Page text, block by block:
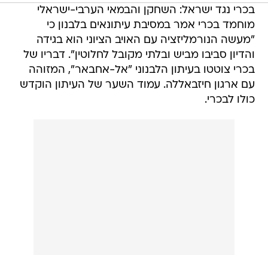
בכרי נגד ישראל: השחקן והבמאי הערבי-ישראלי
מוחמד בכרי אמר במסיבת עיתונאים בלבנון כי
"מעשה הנורמליזציה עם האויב הציוני הוא בגידה
והדיון סביבו מביש ובלתי מקובל לחלוטין". דבריו של
בכרי צוטטו בעיתון הלבנוני "אל-אחבאר", המזוהה
עם ארגון חיזבאללה. עמוד השער של העיתון הוקדש
כולו לבכרי.